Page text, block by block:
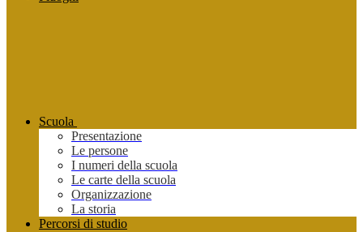
Scuola
Presentazione
Le persone
I numeri della scuola
Le carte della scuola
Organizzazione
La storia
Percorsi di studio